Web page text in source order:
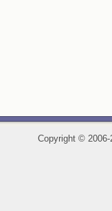
Copyright ©